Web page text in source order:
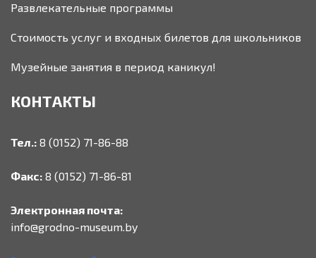
Развлекательные программы
Стоимость услуг и входных билетов для школьников
Музейные занятия в период каникул!
КОНТАКТЫ
Тел.: 8 (0152) 71-86-88
Факс: 8 (0152) 71-86-81
Электронная почта:
info@grodno-museum.by